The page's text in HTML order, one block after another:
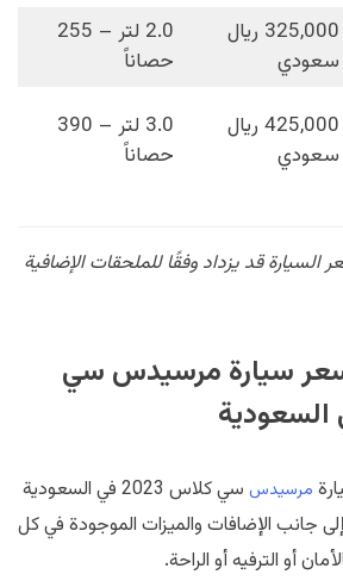
325,000 ريال
سعودي
2.0 لتر – 255
حصاناً
425,000 ريال
سعودي
3.0 لتر – 390
حصاناً
السيارة قد يزداد وفقًا للملحقات الإضافية
سيارة مرسيدس سي
مرسيدس
سي كلاس 2023 في السعودية
جانب الإضافات والميزات الموجودة في كل
أو الترفيه أو الراحة.